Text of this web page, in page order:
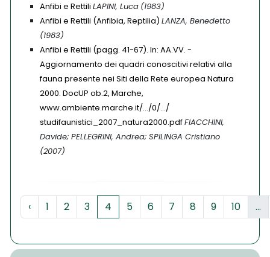
Anfibi e Rettili LAPINI, Luca (1983)
Anfibi e Rettili (Anfibia, Reptilia) LANZA, Benedetto
(1983)
Anfibi e Rettili (pagg. 41-67). In: AA.VV. -
Aggiornamento dei quadri conoscitivi relativi alla
fauna presente nei Siti della Rete europea Natura
2000. DocUP ob.2, Marche,
www.ambiente.marche.it/.../0/.../
studifaunistici_2007_natura2000.pdfFIACCHINI,
Davide; PELLEGRINI, Andrea; SPILINGA Cristiano
(2007)
‹ 1 2 3 4 5 6 7 8 9 10 ...